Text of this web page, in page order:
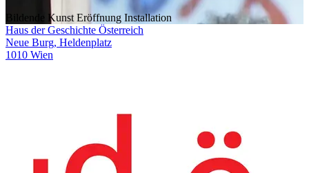
Bildende Kunst Eröffnung Installation
Haus der Geschichte Österreich
Neue Burg, Heldenplatz
1010 Wien